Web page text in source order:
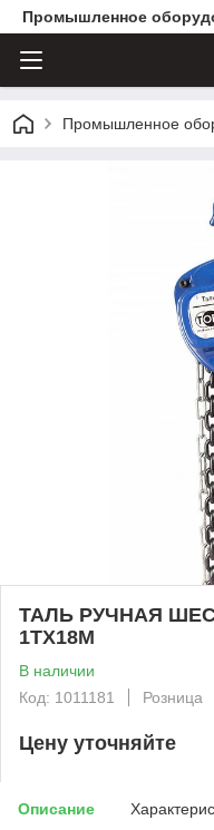
Промышленное
Промышленное
ТАЛЬ РУЧНАЯ
1ТХ18М
В наличии
Код: 1011181
Розница
Цену уточняйте
Описание